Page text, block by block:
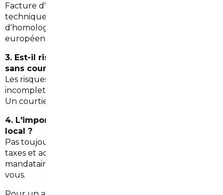
Facture d'achat, certificat de cession, contrôle
technique, quitus fiscal (si applicable) et dossier
d'homologation ou certificat de conformité
européen.
3. Est-il risqué d'acheter une voiture importée
sans courtier ?
Les risques incluent kilométrage trafiqué, historique
incomplet, défauts cachés et erreurs administratives.
Un courtier réduit ces risques.
4. L'import est-il toujours moins cher que l'achat
local ?
Pas toujours : il faut intégrer prix d'achat, transport,
taxes et adaptations éventuelles. C'est pourquoi un
mandataire compare et calcule le coût réel pour
vous.